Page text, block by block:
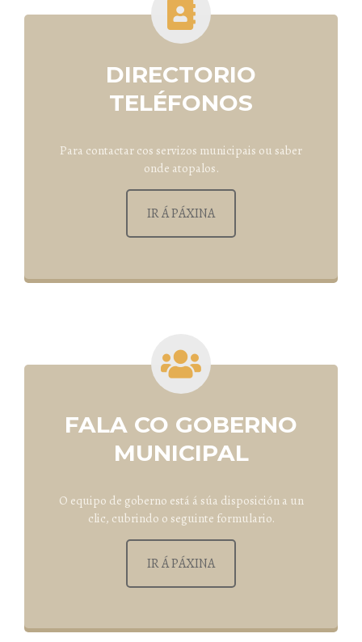
DIRECTORIO
TELÉFONOS
Para contactar cos servizos municipais ou saber
onde atopalos.
IR Á PÁXINA
FALA CO GOBERNO
MUNICIPAL
O equipo de goberno está á súa disposición a un
clic, cubrindo o seguinte formulario.
IR Á PÁXINA